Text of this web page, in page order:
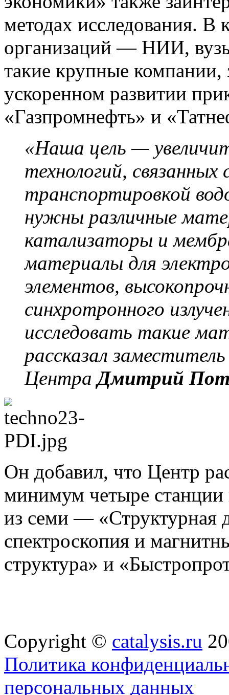
методах исследования. В
организаций — НИИ,
такие крупные компании,
ускоренном развитии
«Газпромнефть» и
«Наша цель —
технологий, связанных
транспортировкой
нужны различные
катализаторы и
материалы для
элементов,
синхротронного
исследовать такие
рассказал
ЦентраДмитрий
Он добавил, что Центр
минимум четыре
из семи — «Структурная
спектроскопия и
структура» и
Copyright © catalysis.ru
Политика
персональных данных